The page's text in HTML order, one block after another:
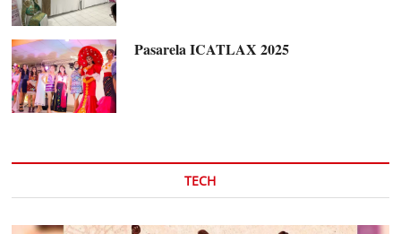
Pasarela ICATLAX 2025
TECH